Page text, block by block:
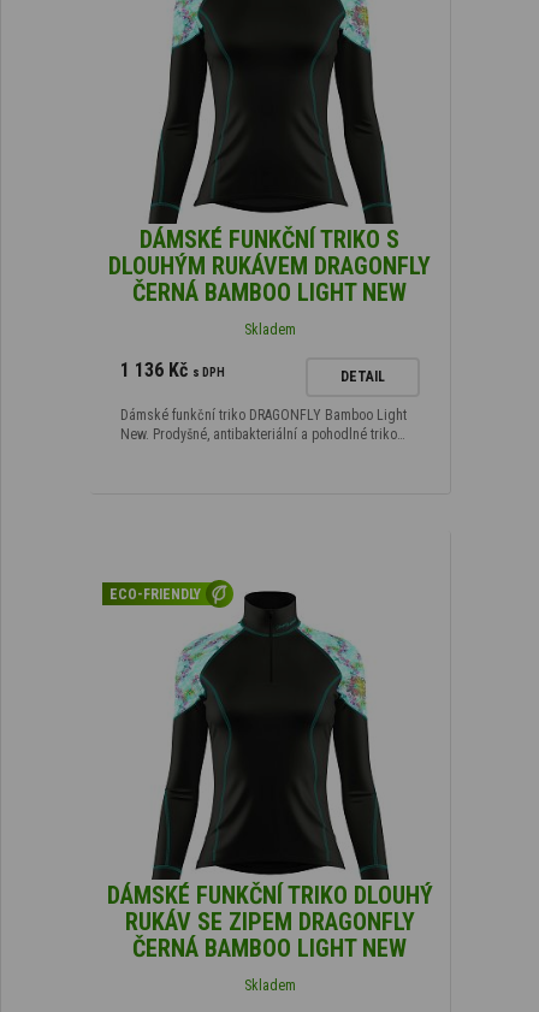
DÁMSKÉ FUNKČNÍ TRIKO S
DLOUHÝM RUKÁVEM DRAGONFLY
ČERNÁ BAMBOO LIGHT NEW
Skladem
1 136 Kč s DPH DETAIL
Dámské funkční triko DRAGONFLY Bamboo Light
New. Prodyšné, antibakteriální a pohodlné triko…
ECO-FRIENDLY
DÁMSKÉ FUNKČNÍ TRIKO DLOUHÝ
RUKÁV SE ZIPEM DRAGONFLY
ČERNÁ BAMBOO LIGHT NEW
Skladem